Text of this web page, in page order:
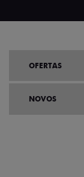
OFERTAS
NOVOS